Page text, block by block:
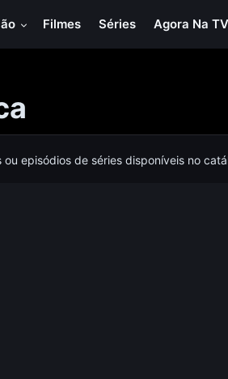
Filmes Séries Agora Na TV
ou episódios de séries disponíveis no